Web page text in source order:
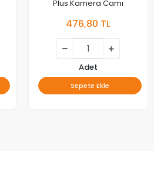
Plus Kamera Camı
476,80 TL
Adet
Sepete Ekle